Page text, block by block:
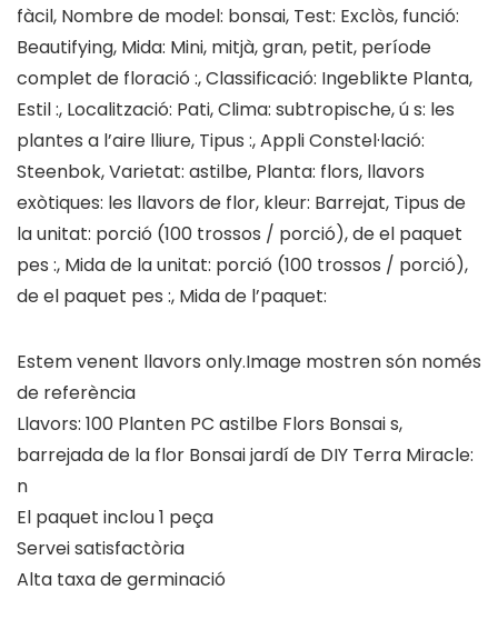
fàcil, Nombre de model: bonsai, Test: Exclòs, funció:
Beautifying, Mida: Mini, mitjà, gran, petit, període
complet de floració :, Classificació: Ingeblikte Planta,
Estil :, Localització: Pati, Clima: subtropische, ú s: les
plantes a l’aire lliure, Tipus :, Appli Constel·lació:
Steenbok, Varietat: astilbe, Planta: flors, llavors
exòtiques: les llavors de flor, kleur: Barrejat, Tipus de
la unitat: porció (100 trossos / porció), de el paquet
pes :, Mida de la unitat: porció (100 trossos / porció),
de el paquet pes :, Mida de l’paquet:
Estem venent llavors only.Image mostren són només
de referència
Llavors: 100 Planten PC astilbe Flors Bonsai s,
barrejada de la flor Bonsai jardí de DIY Terra Miracle:
n
El paquet inclou 1 peça
Servei satisfactòria
Alta taxa de germinació